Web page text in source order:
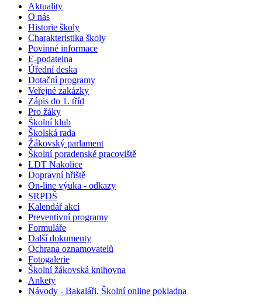
Aktuality
O nás
Historie školy
Charakteristika školy
Povinné informace
E-podatelna
Úřední deska
Dotační programy
Veřejné zakázky
Zápis do 1. tříd
Pro žáky
Školní klub
Školská rada
Žákovský parlament
Školní poradenské pracoviště
LDT Nakolice
Dopravní hřiště
On-line výuka - odkazy
SRPDŠ
Kalendář akcí
Preventivní programy
Formuláře
Další dokumenty
Ochrana oznamovatelů
Fotogalerie
Školní žákovská knihovna
Ankety
Návody - Bakaláři, Školní online pokladna